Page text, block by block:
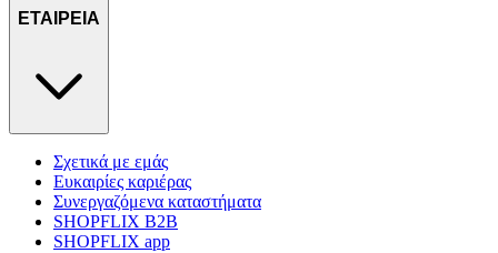
ΕΤΑΙΡΕΙΑ
Σχετικά με εμάς
Ευκαιρίες καριέρας
Συνεργαζόμενα καταστήματα
SHOPFLIX B2B
SHOPFLIX app